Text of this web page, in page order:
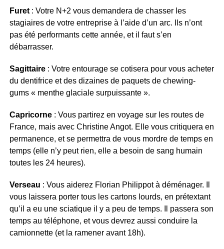
Furet: Votre N+2 vous demandera de chasser les
stagiaires de votre entreprise à l’aide d’un arc. Ils n’ont
pas été performants cette année, et il faut s’en
débarrasser.
Sagittaire: Votre entourage se cotisera pour vous acheter
du dentifrice et des dizaines de paquets de chewing-
gums « menthe glaciale surpuissante ».
Capricorne: Vous partirez en voyage sur les routes de
France, mais avec Christine Angot. Elle vous critiquera en
permanence, et se permettra de vous mordre de temps en
temps (elle n’y peut rien, elle a besoin de sang humain
toutes les 24 heures).
Verseau : Vous aiderez Florian Philippot à déménager. Il
vous laissera porter tous les cartons lourds, en prétextant
qu’il a eu une sciatique il y a peu de temps. Il passera son
temps au téléphone, et vous devrez aussi conduire la
camionnette (et la ramener avant 18h).